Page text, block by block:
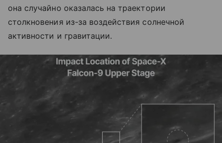
она случайно оказалась на траектории
столкновения из-за воздействия солнечной
активности и гравитации.